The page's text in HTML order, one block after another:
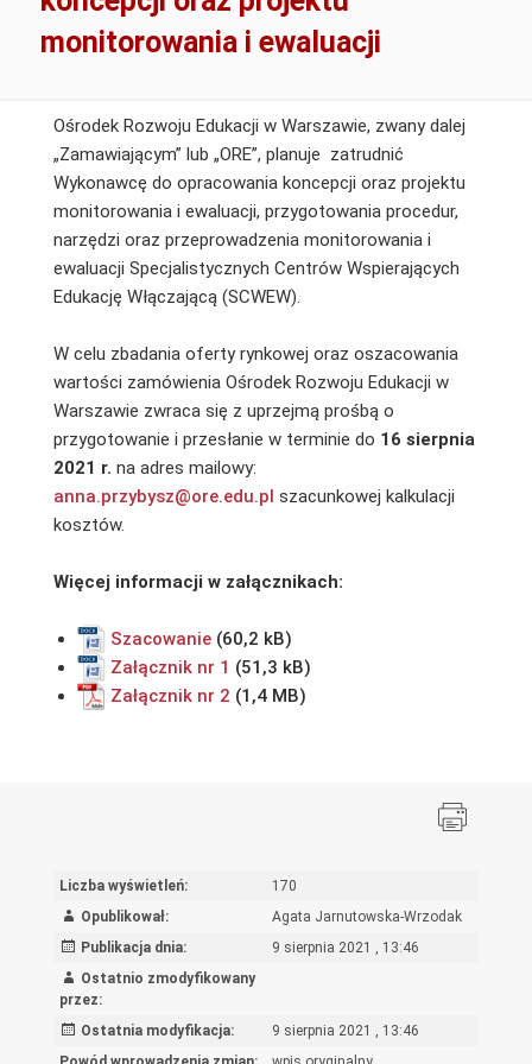
monitorowania i ewaluacji
Ośrodek Rozwoju Edukacji w Warszawie, zwany dalej
„Zamawiającym” lub „ORE”, planuje zatrudnić
Wykonawcę do opracowania koncepcji oraz projektu
monitorowania i ewaluacji, przygotowania procedur,
narzędzi oraz przeprowadzenia monitorowania i
ewaluacji Specjalistycznych Centrów Wspierających
Edukację Włączającą (SCWEW).
W celu zbadania oferty rynkowej oraz oszacowania
wartości zamówienia Ośrodek Rozwoju Edukacji w
Warszawie zwraca się z uprzejmą prośbą o
przygotowanie i przesłanie w terminie do 16 sierpnia
2021 r. na adres mailowy:
anna.przybysz@ore.edu.pl szacunkowej kalkulacji
kosztów.
Więcej informacji w załącznikach:
Szacowanie
Załącznik nr 1
Załącznik nr 2
Liczba wyświetleń:
170
Opublikował:
Agata Jarnutowska-Wrzodak
Publikacja dnia:
9 sierpnia 2021 , 13:46
Ostatnio zmodyfikowany
przez:
Ostatnia modyfikacja:
9 sierpnia 2021 , 13:46